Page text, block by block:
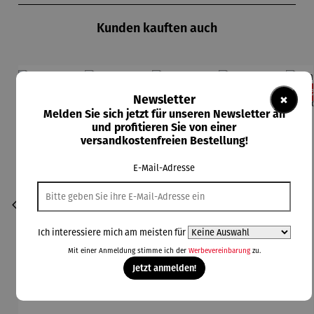
Kunden kauften auch
11% gespart Rabatt
×
Newsletter
Melden Sie sich jetzt für unseren Newsletter an
und profitieren Sie von einer
versandkostenfreien Bestellung!
E-Mail-Adresse
Ich interessiere mich am meisten für
Mit einer Anmeldung stimme ich der Werbevereinbarungzu.
Jetzt anmelden!